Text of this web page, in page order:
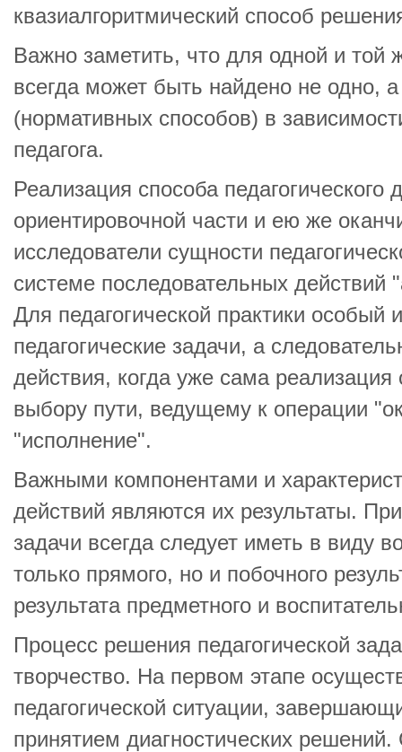
квазиалгоритмический способ
Важно заметить, что для одной и той
всегда может быть найдено не одно,
(нормативных способов) в
педагога.
Реализация способа педагогического
ориентировочной части и ею же
исследователи сущности
системе последовательных действий
Для педагогической практики особый
педагогические задачи, а
действия, когда уже сама реализация
выбору пути, ведущему к операции
"исполнение".
Важными компонентами и
действий являются их результаты.
задачи всегда следует иметь в виду
только прямого, но и побочного
результата предметного и
Процесс решения педагогической
творчество. На первом этапе
педагогической ситуации,
принятием диагностических